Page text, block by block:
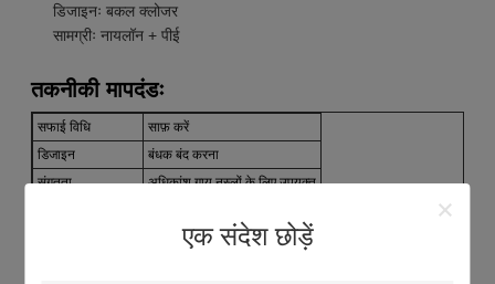
एक संदेश छोड़ें
डिजाइनः बकल क्लोजर
सामग्रीः नायलॉन + पीई
तकनीकी मापदंडः
सफाई विधि
साफ़ करें
डिजाइन
बंधक बंद करना
संगतता
अधिकांश गाय नस्लों के लिए उपयुक्त
पशुधन प्रबंधन